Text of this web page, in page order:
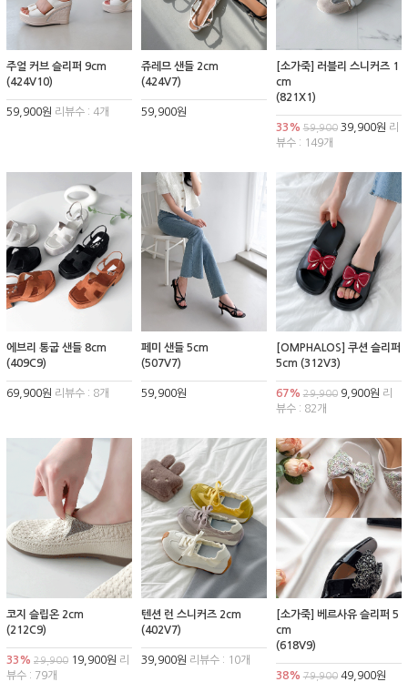
주얼 커브 슬리퍼 9cm
(424V10)
59,900원 리뷰수 : 4개
쥬레므 샌들 2cm
(424V7)
59,900원
[소가죽] 러블리 스니커즈 1
cm
(821X1)
33% 59,90039,900원 리
뷰수 : 149개
에브리 통굽 샌들 8cm
(409C9)
69,900원 리뷰수 : 8개
페미 샌들 5cm
(507V7)
59,900원
[OMPHALOS] 쿠션 슬리퍼
5cm (312V3)
67% 29,9009,900원 리
뷰수 : 82개
코지 슬립온 2cm
(212C9)
33% 29,900 19,900원 리
뷰수 : 79개
텐션 런 스니커즈 2cm
(402V7)
39,900원 리뷰수 : 10개
[소가죽] 베르사유 슬리퍼 5
cm
(618V9)
38% 79,90049,900원